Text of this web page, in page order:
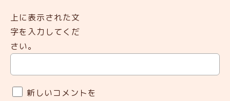
上に表示された文
字を入力してくだ
さい。
新しいコメントを